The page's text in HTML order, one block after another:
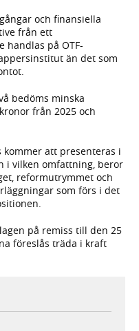
och finansiella
från ett
handlas på OTF-
än det som
bedöms minska
från 2025 och
att presenteras i
i vilken omfattning, beror
reformutrymmet och
som förs i det
på remiss till den 25
föreslås träda i kraft